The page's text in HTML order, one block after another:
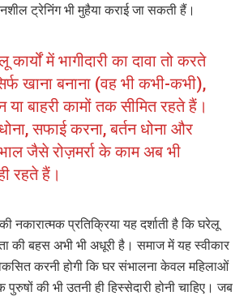
ट्रेनिंग भी मुहैया कराई जा सकती हैं।
में भागीदारी का दावा तो करते
खाना बनाना (वह भी कभी-कभी),
या बाहरी कामों तक सीमित रहते हैं।
सफाई करना, बर्तन धोना और
जैसे रोज़मर्रा के काम अब भी
रहते हैं।
नकारात्मक प्रतिक्रिया यह दर्शाती है कि घरेलू
की बहस अभी भी अधूरी है। समाज में यह स्वीकार
करनी होगी कि घर संभालना केवल महिलाओं
पुरुषों की भी उतनी ही हिस्सेदारी होनी चाहिए। जब